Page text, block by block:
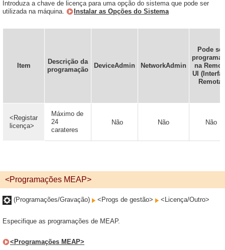
Introduza a chave de licença para uma opção do sistema que pode ser
utilizada na máquina.
Instalar as Opções do Sistema
Item
Descrição da
programação
DeviceAdmin NetworkAdmin
Pode ser
na
UI
Remota)
<Registar
licença>
Máximo de
24
carateres
Não Não Não
<Programações MEAP>
(Programações/Gravação) <Progs de gestão> <Licença/Outro>
Especifique as programações de MEAP.
<Programações MEAP>